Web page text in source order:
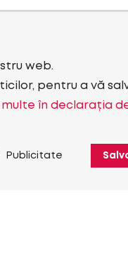
web.
pentru a vă
în declarația
Publicitate